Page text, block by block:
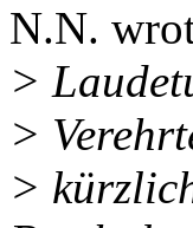
N.N.
>
>
>